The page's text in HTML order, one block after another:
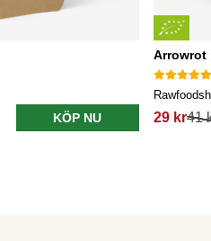
KÖP NU
Arrowrot
29 kr41